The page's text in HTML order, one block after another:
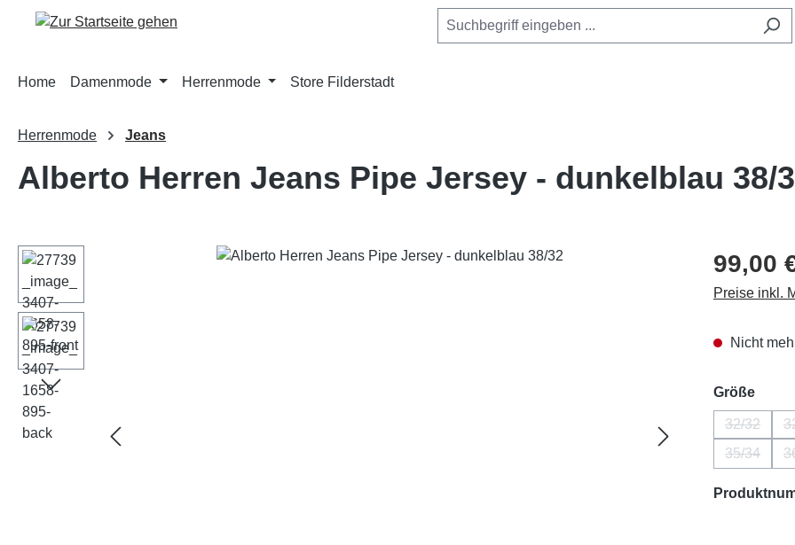
Hauptinhalt springen
Zur Suche springen
Zur Hauptnavigation springen
Home Damenmode Herrenmode Store Filderstadt
Herrenmode Jeans
Alberto Herren Jeans Pipe Jersey - dunkelblau 38/
Bildergalerie überspringen 99,00
Preise inkl.
Nicht
Größe
32/32
(Diese
35/34
(Diese